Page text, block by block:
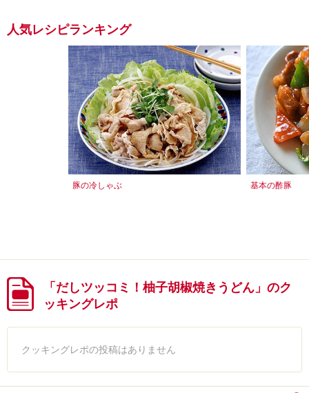
人気レシピランキング
豚の冷しゃぶ 基本の酢豚
「だしツッコミ！柚子胡椒焼きうどん」のク
ッキングレポ
クッキングレポの投稿はありません